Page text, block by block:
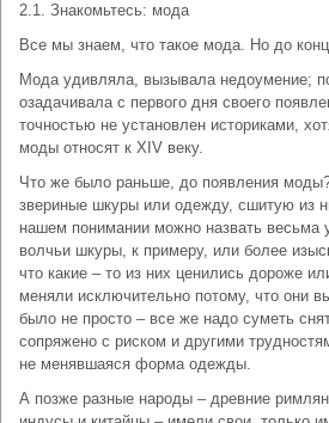
2.1. Знакомьтесь: мода
Все мы знаем, что такое мода. Но до
Мода удивляла, вызывала недоумение;
озадачивала с первого дня своего
точностью не установлен историками,
моды относят к ХIV веку.
Что же было раньше, до появления
звериные шкуры или одежду, сшитую из
нашем понимании можно назвать весьма
волчьи шкуры, к примеру, или более
что какие – то из них ценились дороже
меняли исключительно потому, что они
было не просто – все же надо суметь
сопряжено с риском и другими
не менявшаяся форма одежды.
А позже разные народы – древние